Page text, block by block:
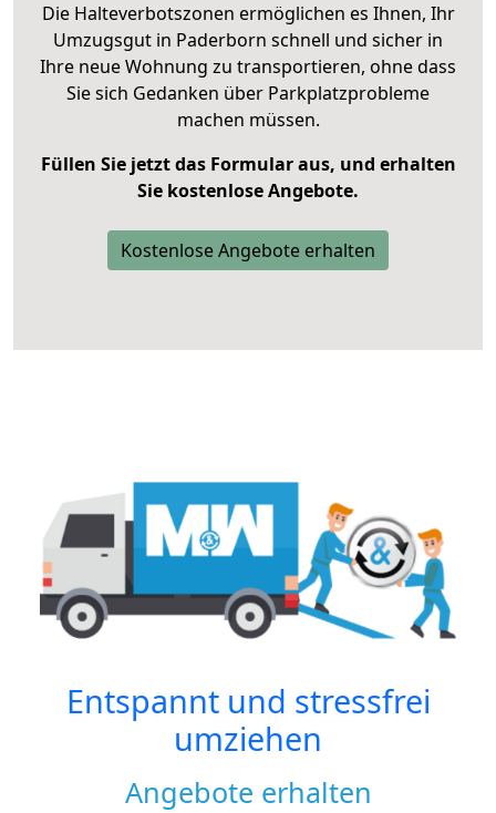
Die Halteverbotszonen ermöglichen es Ihnen, Ihr
Umzugsgut in Paderborn schnell und sicher in
Ihre neue Wohnung zu transportieren, ohne dass
Sie sich Gedanken über Parkplatzprobleme
machen müssen.
Füllen Sie jetzt das Formular aus, und erhalten
Sie kostenlose Angebote.
Kostenlose Angebote erhalten
Entspannt und stressfrei
umziehen
Angebote erhalten